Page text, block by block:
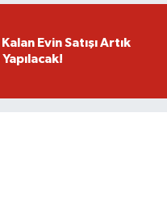
Evin Satışı Artık